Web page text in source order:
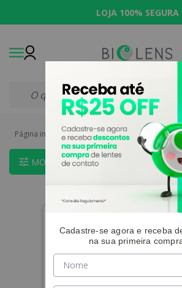
LOJA 100% SEGURA
Página inicial |Lentes de Contato Indicações
MOSTRAR FILTROS
Cadastre-se agora e receba
na sua primeira